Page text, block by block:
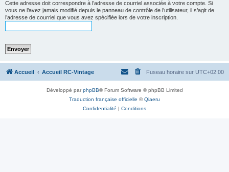
Cette adresse doit correspondre à l’adresse de courriel associée à votre compte. Si
vous ne l’avez jamais modifié depuis le panneau de contrôle de l’utilisateur, il s’agit de
l’adresse de courriel que vous avez spécifiée lors de votre inscription.
Accueil Accueil RC-Vintage Fuseau horaire sur UTC+02:00
Développé parphpBB® Forum Software © phpBB Limited
Traduction française officielle ©Qiaeru
Confidentialité | Conditions